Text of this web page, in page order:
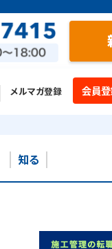
メルマガ登録 会員登
知る